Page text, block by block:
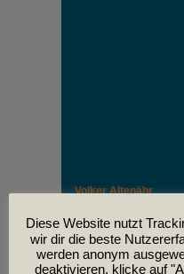
Volker Altenähr
leider am
30. April im Alter von
Diese Website nutzt
wir dir die beste
werden anonym
deaktivieren, klicke auf